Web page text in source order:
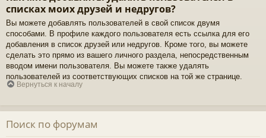
списках моих друзей и недругов?
Вы можете добавлять пользователей в свой список двумя
способами. В профиле каждого пользователя есть ссылка для его
добавления в список друзей или недругов. Кроме того, вы можете
сделать это прямо из вашего личного раздела, непосредственным
вводом имени пользователя. Вы можете также удалять
пользователей из соответствующих списков на той же странице.
Вернуться к началу
Поиск по форумам